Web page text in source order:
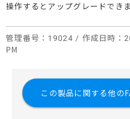
操作するとアップグレードできま
管理番号 ：19024 / 作成日時
PM
この製品に関する他の